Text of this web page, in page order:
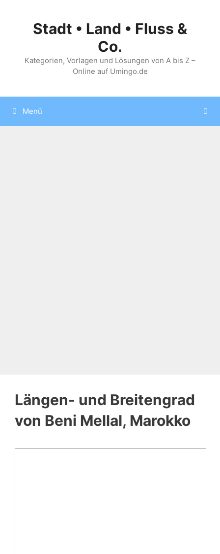
springenStadt • Land • Fluss &
Co.
Kategorien, Vorlagen und Lösungen von A bis Z –
Online auf Umingo.de
Menü
Längen- und Breitengrad
von Beni Mellal, Marokko